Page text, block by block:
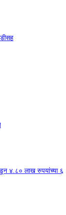
४.८० लाख रुपयांच्या ६